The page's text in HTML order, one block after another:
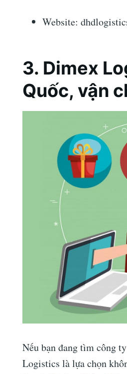
Website:
3. Dimex
Quốc, vận
Nếu bạn đang tìm công
Logistics là lựa chọn